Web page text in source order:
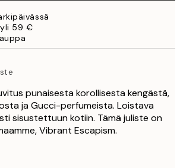
59 €
punaisesta korollisesta kengästä,
ja Gucci-perfumeista. Loistava
sisustettuun kotiin. Tämä juliste on
Vibrant Escapism.